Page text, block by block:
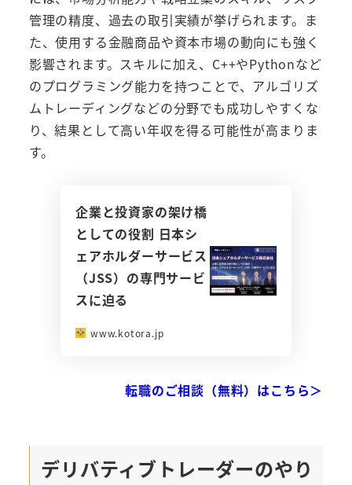
管理の精度、過去の取引実績が挙げられます。ま
た、使用する金融商品や資本市場の動向にも強く
影響されます。スキルに加え、C++やPythonなど
のプログラミング能力を持つことで、アルゴリズ
ムトレーディングなどの分野でも成功しやすくな
り、結果として高い年収を得る可能性が高まりま
す。
企業と投資家の架け橋
としての役割 日本シ
ェアホルダーサービス
（JSS）の専門サービ
スに迫る
www.kotora.jp
転職のご相談（無料）はこちら＞
デリバティブトレーダーのやり